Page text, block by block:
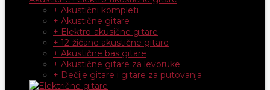
+ Akustični kompleti
+ Akustične gitare
+ Elektro-akusične gitare
+ 12-žičane akustične gitare
+ Akustične bas gitare
+ Akustične gitare za levoruke
+ Dečije gitare i gitare za putovanja